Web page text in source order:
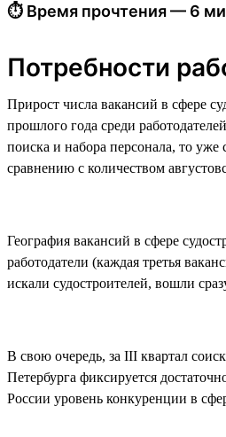
⏱ Время прочтения — 6
Потребности
Прирост числа вакансий в сфере
прошлого года среди
поиска и набора персонала, то
сравнению с количеством
География вакансий в сфере
работодатели (каждая третья
искали судостроителей, вошли
В свою очередь, за III квартал
Петербурга фиксируется
России уровень конкуренции в